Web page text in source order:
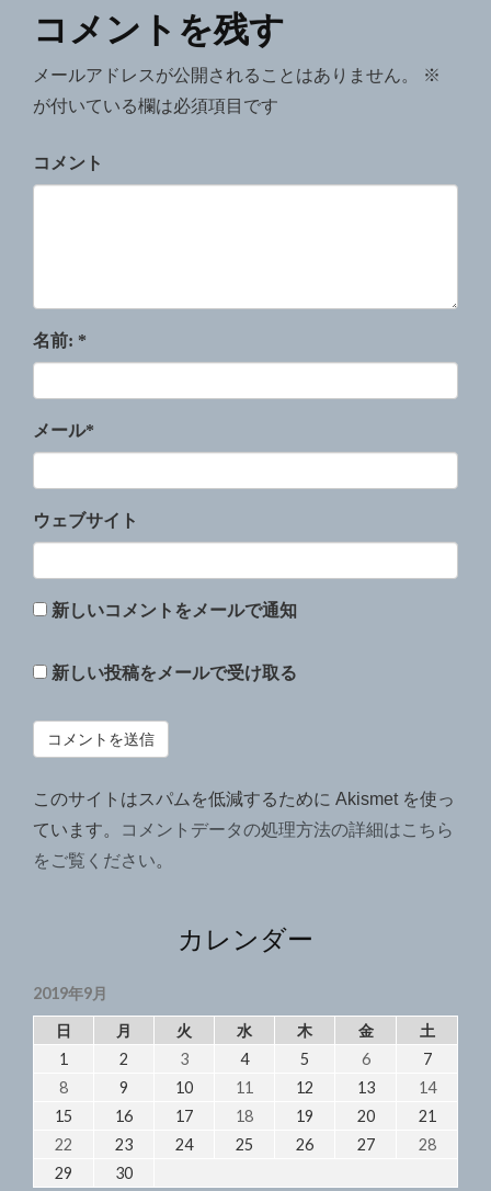
コメントを残す
メールアドレスが公開されることはありません。
※
が付いている欄は必須項目です
コメント
名前: *
メール*
ウェブサイト
新しいコメントをメールで通知
新しい投稿をメールで受け取る
このサイトはスパムを低減するために Akismet を使っ
ています。
コメントデータの処理方法の詳細はこちら
をご覧ください。
カレンダー
2019年9月
日
月 火 水 木 金
土
1
2 3 4 5 6
7
8
9 10 11 12 13
14
15
16 17 18 19 20
21
22
23 24 25 26 27
28
29
30